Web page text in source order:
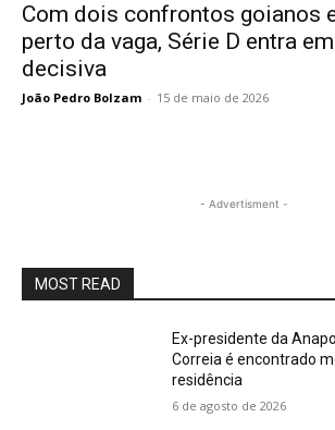
Com dois confrontos goianos
perto da vaga, Série D entra
decisiva
João Pedro Bolzam - 15 de maio de 2026
- Advertisment -
MOST READ
Ex-presidente da
Correia é encontrado
residência
6 de agosto de 2026